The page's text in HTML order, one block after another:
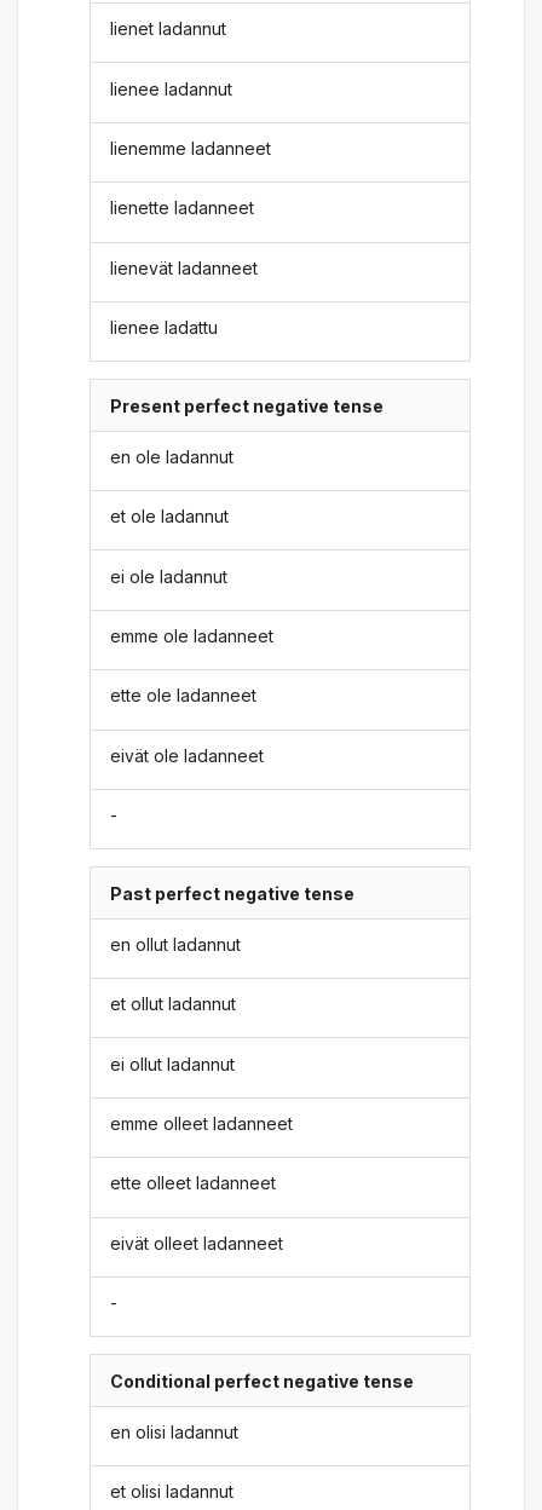
lienet ladannut
lienee ladannut
lienemme ladanneet
lienette ladanneet
lienevät ladanneet
lienee ladattu
Present perfect negative tense
en ole ladannut
et ole ladannut
ei ole ladannut
emme ole ladanneet
ette ole ladanneet
eivät ole ladanneet
-
Past perfect negative tense
en ollut ladannut
et ollut ladannut
ei ollut ladannut
emme olleet ladanneet
ette olleet ladanneet
eivät olleet ladanneet
-
Conditional perfect negative tense
en olisi ladannut
et olisi ladannut